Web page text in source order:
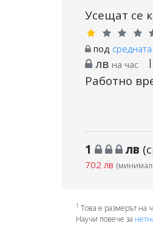
Усещат се
под
лв на час |
Работно
1 лв
702 лв
1 Това е размерът на
Научи повече за